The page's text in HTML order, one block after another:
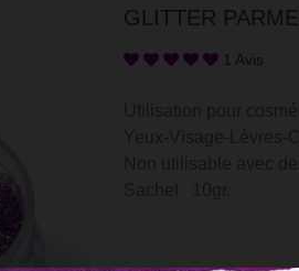
GLITTER PARME
1 Avis